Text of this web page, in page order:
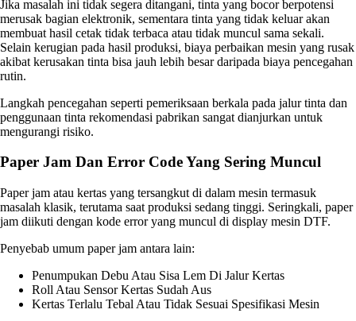
Jika masalah ini tidak segera ditangani, tinta yang bocor berpotensi
merusak bagian elektronik, sementara tinta yang tidak keluar akan
membuat hasil cetak tidak terbaca atau tidak muncul sama sekali.
Selain kerugian pada hasil produksi, biaya perbaikan mesin yang rusak
akibat kerusakan tinta bisa jauh lebih besar daripada biaya pencegahan
rutin.
Langkah pencegahan seperti pemeriksaan berkala pada jalur tinta dan
penggunaan tinta rekomendasi pabrikan sangat dianjurkan untuk
mengurangi risiko.
Paper Jam Dan Error Code Yang Sering Muncul
Paper jam atau kertas yang tersangkut di dalam mesin termasuk
masalah klasik, terutama saat produksi sedang tinggi. Seringkali, paper
jam diikuti dengan kode error yang muncul di display mesin DTF.
Penyebab umum paper jam antara lain:
Penumpukan Debu Atau Sisa Lem Di Jalur Kertas
Roll Atau Sensor Kertas Sudah Aus
Kertas Terlalu Tebal Atau Tidak Sesuai Spesifikasi Mesin